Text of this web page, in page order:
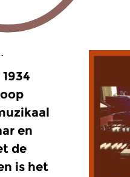
en
de
is het